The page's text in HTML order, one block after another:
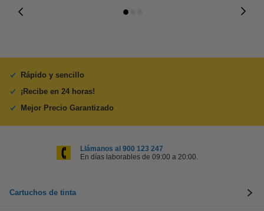
Rápido y sencillo
¡Recibe en 24 horas!
Mejor Precio Garantizado
Llámanos al 900 123 247
En días laborables de 09:00 a 20:00.
Cartuchos de tinta